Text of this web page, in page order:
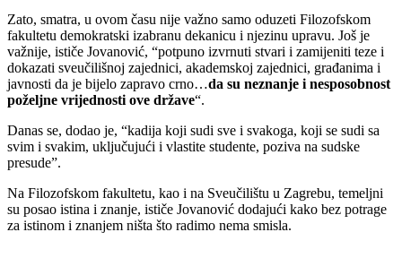
Zato, smatra, u ovom času nije važno samo oduzeti Filozofskom
fakultetu demokratski izabranu dekanicu i njezinu upravu. Još je
važnije, ističe Jovanović, “potpuno izvrnuti stvari i zamijeniti teze i
dokazati sveučilišnoj zajednici, akademskoj zajednici, građanima i
javnosti da je bijelo zapravo crno…da su neznanje i nesposobnost
poželjne vrijednosti ove države“.
Danas se, dodao je, “kadija koji sudi sve i svakoga, koji se sudi sa
svim i svakim, uključujući i vlastite studente, poziva na sudske
presude”.
Na Filozofskom fakultetu, kao i na Sveučilištu u Zagrebu, temeljni
su posao istina i znanje, ističe Jovanović dodajući kako bez potrage
za istinom i znanjem ništa što radimo nema smisla.